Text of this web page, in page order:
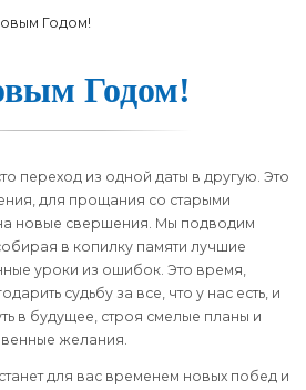
Годом!
Го­дом!
переход из одной даты в другую. Это
для прощания со старыми
новые свершения. Мы подводим
в копилку памяти лучшие
уроки из ошибок. Это время,
судьбу за все, что у нас есть, и
в будущее, строя смелые планы и
желания.
для вас временем новых побед и